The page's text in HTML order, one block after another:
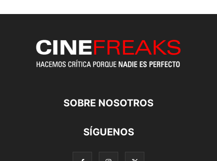
SOBRE NOSOTROS
SÍGUENOS